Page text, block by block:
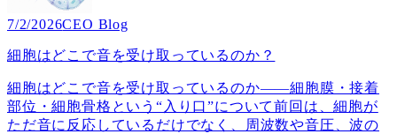
7/2/2026CEO Blog
細胞はどこで音を受け取っているのか？
細胞はどこで音を受け取っているのか――細胞膜・接着
部位・細胞骨格という“入り口”について前回は、細胞が
ただ音に反応しているだけでなく、周波数や音圧、波の